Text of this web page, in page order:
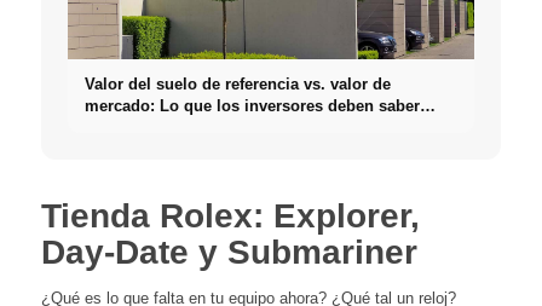
Valor del suelo de referencia vs. valor de
mercado: Lo que los inversores deben saber
Tienda Rolex: Explorer,
Day-Date y Submariner
¿Qué es lo que falta en tu equipo ahora? ¿Qué tal un reloj?